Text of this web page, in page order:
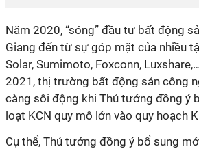
Năm 2020, “sóng” đầu tư bất động
Giang đến từ sự góp mặt của nhiều
Solar, Sumimoto, Foxconn,
2021, thị trường bất động sản công
càng sôi động khi Thủ tướng đồng ý
loạt KCN quy mô lớn vào quy hoạch
Cụ thể, Thủ tướng đồng ý bổ sung